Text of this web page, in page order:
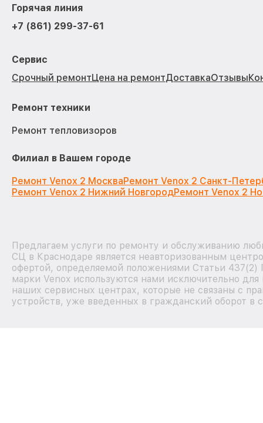
Горячая линия
+7 (861) 299-37-61
Сервис
Срочный ремонтЦена на ремонтДоставкаОтзывы
Ремонт техники
Ремонт тепловизоров
Филиал в Вашем городе
Ремонт Venox 2 МоскваРемонт Venox 2 Санкт-
Ремонт Venox 2 Нижний НовгородРемонт Venox 2
Предлагаем услуги по ремонту и обслуживанию
СЦ в Краснодаре является неавторизованным
офертой, определяемой положениями Статьи 437(2)
марки Venox используются нами исключительно
наших сервисных центрах, которые не связаны с
устройств, уже введенных в гражданский оборот в